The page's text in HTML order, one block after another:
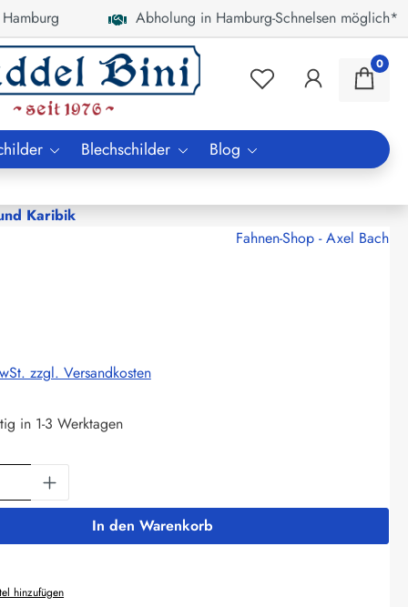
Abholung in Hamburg-Schnelsen möglich*
0
Blechschilder Blog
Karibik
Fahnen-Shop - Axel Bach
zzgl. Versandkosten
in 1-3 Werktagen
Gib den gewünschten Wert ein
In den Warenkorb
hinzufügen